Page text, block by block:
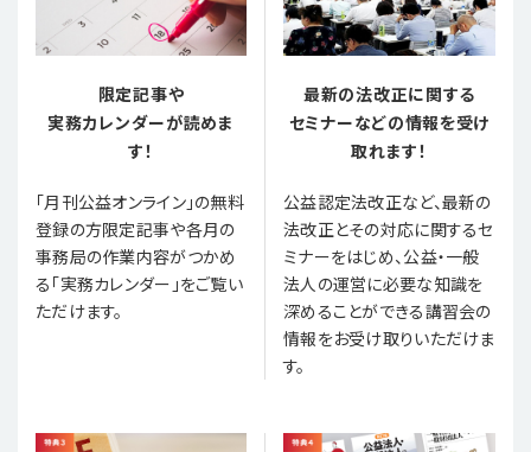
限定記事や
実務カレンダーが読めま
す！
「月刊公益オンライン」の無料
登録の方限定記事や各月の
事務局の作業内容がつかめ
る「実務カレンダー」をご覧い
ただけます。
最新の法改正に関する
セミナーなどの情報を受け
取れます！
公益認定法改正など、最新の
法改正とその対応に関するセ
ミナーをはじめ、公益・一般
法人の運営に必要な知識を
深めることができる講習会の
情報をお受け取りいただけま
す。